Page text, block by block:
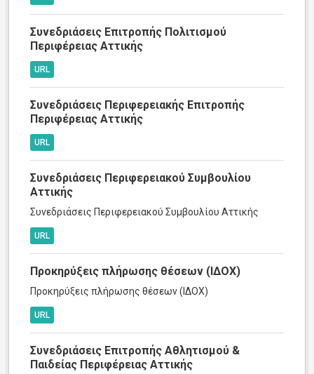
Συνεδριάσεις Επιτροπής Πολιτισμού
Περιφέρειας Αττικής
URL
Συνεδριάσεις Περιφερειακής Επιτροπής
Περιφέρειας Αττικής
URL
Συνεδριάσεις Περιφερειακού Συμβουλίου
Αττικής
Συνεδριάσεις Περιφερειακού Συμβουλίου Αττικής
URL
Προκηρύξεις πλήρωσης θέσεων (ΙΔΟΧ)
Προκηρύξεις πλήρωσης θέσεων (ΙΔΟΧ)
URL
Συνεδριάσεις Επιτροπής Αθλητισμού &
Παιδείας Περιφέρειας Αττικής